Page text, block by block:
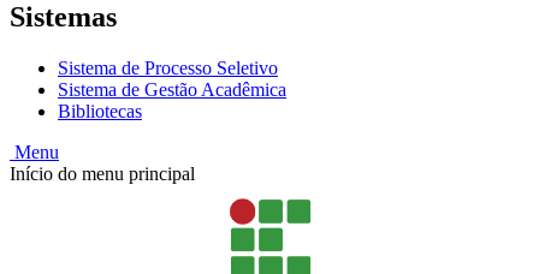
Sistemas
Sistema de Processo Seletivo
Sistema de Gestão Acadêmica
Bibliotecas
Menu
Início do menu principal